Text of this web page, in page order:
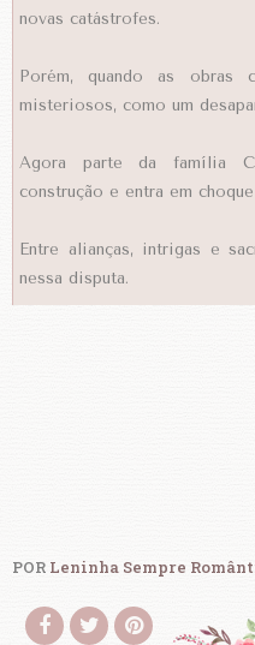
novas catástrofes.
Porém, quando as obras
misteriosos, como um
Agora parte da família
construção e entra em
Entre alianças, intrigas e
nessa disputa.
POR Leninha Sempre